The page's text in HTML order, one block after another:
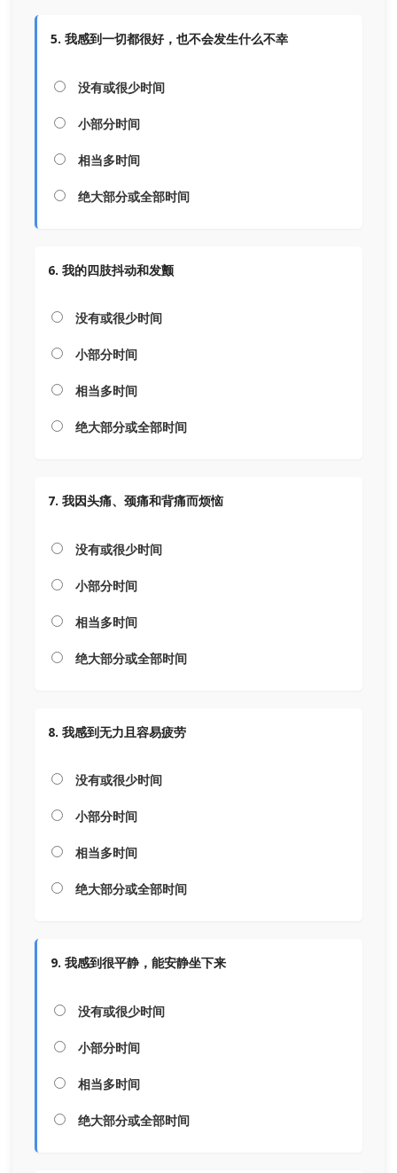
5. 我感到一切都很好，也不会发生什么不幸
没有或很少时间
小部分时间
相当多时间
绝大部分或全部时间
6. 我的四肢抖动和发颤
没有或很少时间
小部分时间
相当多时间
绝大部分或全部时间
7. 我因头痛、颈痛和背痛而烦恼
没有或很少时间
小部分时间
相当多时间
绝大部分或全部时间
8. 我感到无力且容易疲劳
没有或很少时间
小部分时间
相当多时间
绝大部分或全部时间
9. 我感到很平静，能安静坐下来
没有或很少时间
小部分时间
相当多时间
绝大部分或全部时间